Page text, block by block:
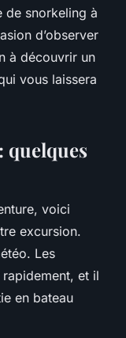
de snorkeling à
d’observer
à découvrir un
vous laissera
quelques
voici
excursion.
Les
et il
en bateau